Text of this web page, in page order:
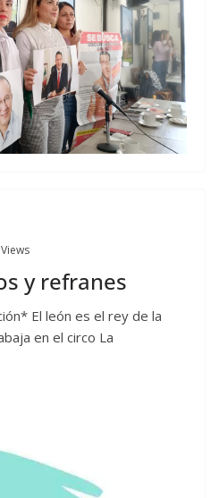
y refranes
El león es el rey de la
en el circo La